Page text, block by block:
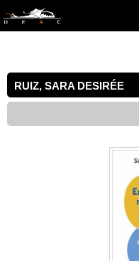
RUIZ, SARA DESIRÉE